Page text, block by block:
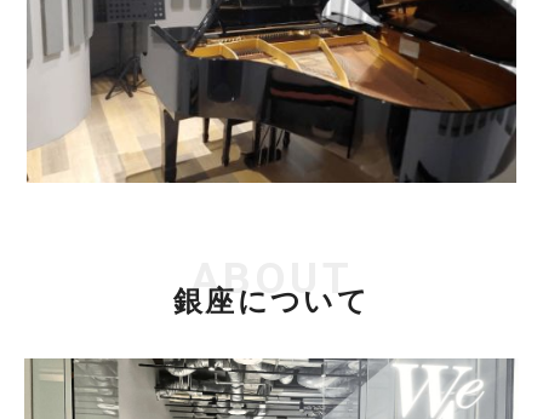
銀座について
ABOUT